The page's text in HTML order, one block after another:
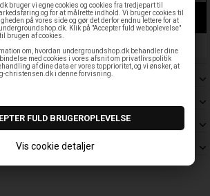
bruger vi egne cookies og cookies fra tredjepart til
og for at målrette indhold. Vi bruger cookies til
på vores side og gør det derfor endnu lettere for at
Klik på "Accepter fuld weboplevelse"
brugen af cookies.
om, hvordan undergroundshop.dk behandler dine
med cookies i vores afsnit om privatlivspolitik
af dine data er vores topprioritet, og vi ønsker, at
christensen.dk i denne forvisning.
Vis cookie detaljer
LÆG I KURV
Leveringstid: 1-3 hverdage